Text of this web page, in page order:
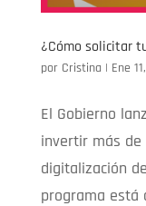
¿Cómo solicitar
por Cristina | Ene
El Gobierno
invertir más de
digitalización
programa está